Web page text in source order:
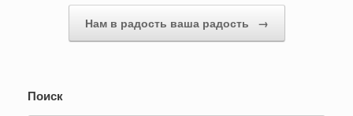
Нам в радость ваша радость →
Поиск